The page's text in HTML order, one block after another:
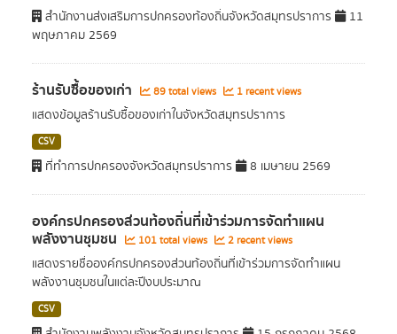
สำนักงานส่งเสริมการปกครองท้องถิ่นจังหวัดสมุทรปราการ
11
พฤษภาคม 2569
ร้านรับซื้อของเก่า 89 total views 1 recent views
แสดงข้อมูลร้านรับซื้อของเก่าในจังหวัดสมุทรปราการ
CSV
ที่ทำการปกครองจังหวัดสมุทรปราการ 8 เมษายน 2569
องค์กรปกครองส่วนท้องถิ่นที่เข้าร่วมการจัดทำแผน
พลังงานชุมชน 101 total views 2 recent views
แสดงรายชื่อองค์กรปกครองส่วนท้องถิ่นที่เข้าร่วมการจัดทำแผน
พลังงานชุมชนในแต่ละปีงบประมาณ
CSV